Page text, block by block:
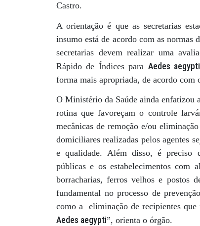
Castro.
A orientação é que as secretarias
insumo está de acordo com as
secretarias devem realizar uma
Rápido de Índices para Aedes aegypti
forma mais apropriada, de acordo com
O Ministério da Saúde ainda enfatizou
rotina que favoreçam o controle
mecânicas de remoção e/ou
domiciliares realizadas pelos agentes
e qualidade. Além disso, é preciso
públicas e os estabelecimentos com
borracharias, ferros velhos e postos
fundamental no processo de
como a eliminação de recipientes
Aedes aegypti”, orienta o órgão.